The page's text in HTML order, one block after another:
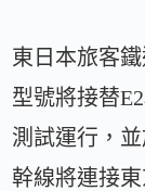
東日本旅客
型號將接替
測試運行，
幹線將連接